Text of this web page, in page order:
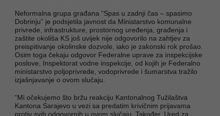
Neformalna grupa građana “Spas u zadnji čas – spasimo
Dobrinju” je podsjetila javnost da Ministarstvo komunalne
privrede, infrastrukture, prostornog uređenja, građenja i
zaštite okoliša KS još uvijek nije odgovorilo na zahtjev za
preispitivanje okolinske dozvole, iako je zakonski rok prošao.
Osim toga čekaju odgovor Federalne uprave za inspekcijske
poslove, Inspektorat vodne inspekcije, od kojih je Federalno
ministarstvo poljoprivrede, vodoprivrede i šumarstva tražilo
izjašnjavanje o ovom slučaju.
“Mi očekujemo što bržu reakciju Kantonalnog Tužilaštva
Kantona Sarajevo u vezi sa predatim krivičnim prijavama
protiv svih odgovornih u ovom slučaju. Također, Ured za